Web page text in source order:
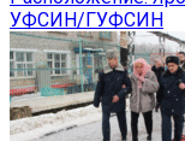
УФСИН/ГУФСИН